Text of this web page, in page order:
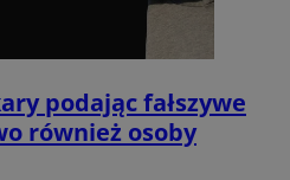
podając fałszywe
również osoby